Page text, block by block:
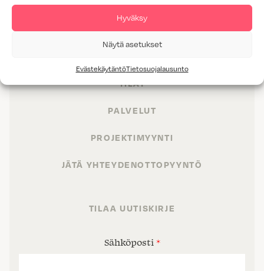
Hyväksy
Näytä asetukset
EvästekäytäntöTietosuojalausunto
TILAT
PALVELUT
PROJEKTIMYYNTI
JÄTÄ YHTEYDENOTTOPYYNTÖ
TILAA UUTISKIRJE
Sähköposti *